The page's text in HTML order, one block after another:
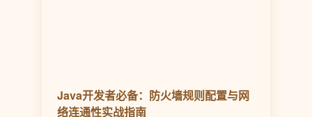
Java开发者必备：防火墙规则配置与网
络连通性实战指南